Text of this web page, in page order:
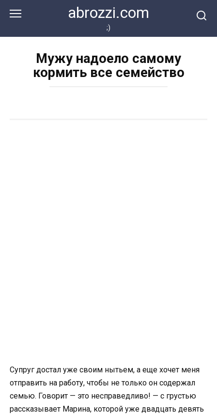
abrozzi.com
;)
Мужу надоело самому
кормить все семейство
Супруг достал уже своим нытьем, а еще хочет меня
отправить на работу, чтобы не только он содержал
семью. Говорит — это несправедливо! — с грустью
рассказывает Марина, которой уже двадцать девять